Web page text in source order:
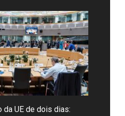
da UE de dois dias: